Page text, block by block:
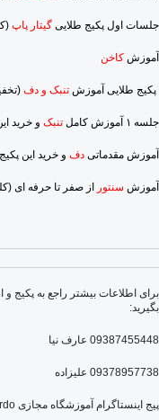
جلسات اول پکیج طلایی گیتار پاپ
آموزش کاخن
پکیج طلایی آموزش تنبک و دف
جلسه ۱ آموزش کامل تنبک و خرید
آموزش مقدماتی دف و خرید این پکیج
آموزش سنتور از صفر تا حرفه ای
برای اطلاعات بیشتر راجع به پکیج و
بگیرید:
09387455448 عارف نیا
09378957738 علیزاده
پیج اینستاگرام آموزشگاه مجازی Dordo: